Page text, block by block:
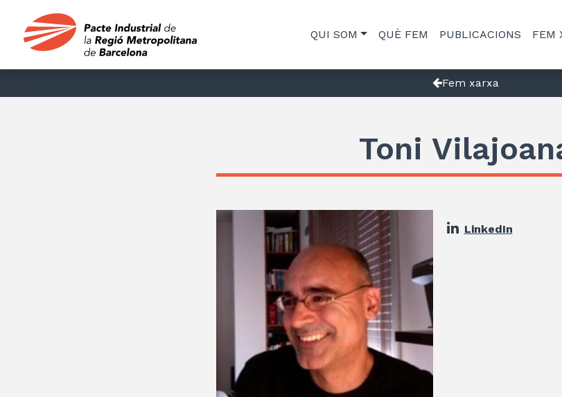
QUI SOM QUÈ FEM PUBLICACIONS FEM
Fem xarxa
Toni
LinkedIn